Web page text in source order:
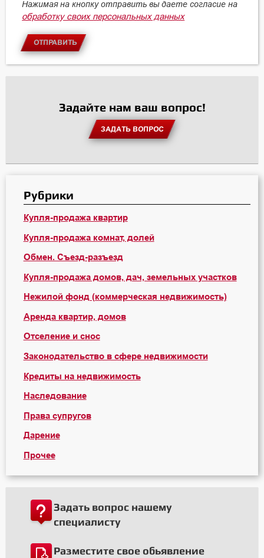
Нажимая на кнопку отправить вы даете согласие на
обработку своих персональных данных
ОТПРАВИТЬ
Задайте нам ваш вопрос!
ЗАДАТЬ ВОПРОС
Рубрики
Купля-продажа квартир
Купля-продажа комнат, долей
Обмен. Съезд-разъезд
Купля-продажа домов, дач, земельных участков
Нежилой фонд (коммерческая недвижимость)
Аренда квартир, домов
Отселение и снос
Законодательство в сфере недвижимости
Кредиты на недвижимость
Наследование
Права супругов
Дарение
Прочее
Задать вопрос нашему
специалисту
Разместите свое обьявление